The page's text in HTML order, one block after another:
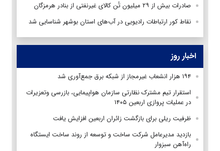
صادرات بیش از ۲۹ میلیون تُن کالای غیرنفتی از بنادر هرمزگان
نقاط کور ارتباطات رادیویی در آب‌های استان بوشهر شناسایی شد
اخبار روز
۱۹۴ هزار انشعاب غیرمجاز از شبکه برق جمع‌آوری شد
استقرار تیم مشترک نظارتی سازمان هواپیمایی، بازرسی وتعزیرات
در عملیات پروازی اربعین ۱۴۰۵
ظرفیت ریلی برای بازگشت زائران اربعین افزایش یافت
بازدید مدیرعامل شرکت ساخت و توسعه از روند ساخت ایستگاه
راه‌آهن سبزوار